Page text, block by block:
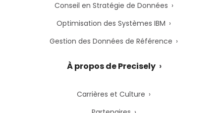
Conseil en Stratégie de Données
Optimisation des Systèmes IBM
Gestion des Données de Référence
À propos de Precisely
Carrières et Culture